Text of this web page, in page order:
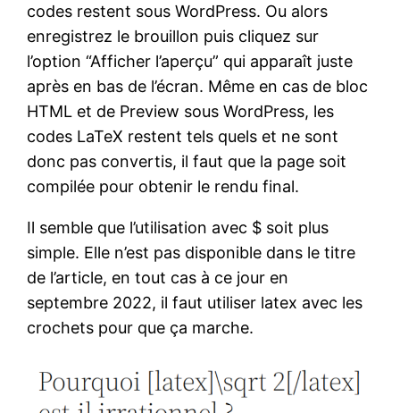
codes restent sous WordPress. Ou alors
enregistrez le brouillon puis cliquez sur
l’option “Afficher l’aperçu” qui apparaît juste
après en bas de l’écran. Même en cas de bloc
HTML et de Preview sous WordPress, les
codes LaTeX restent tels quels et ne sont
donc pas convertis, il faut que la page soit
compilée pour obtenir le rendu final.
Il semble que l’utilisation avec $ soit plus
simple. Elle n’est pas disponible dans le titre
de l’article, en tout cas à ce jour en
septembre 2022, il faut utiliser latex avec les
crochets pour que ça marche.